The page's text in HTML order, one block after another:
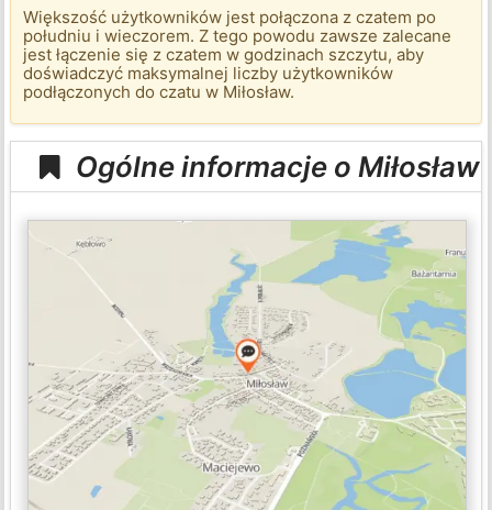
Większość użytkowników jest połączona z czatem po
południu i wieczorem. Z tego powodu zawsze zalecane
jest łączenie się z czatem w godzinach szczytu, aby
doświadczyć maksymalnej liczby użytkowników
podłączonych do czatu w Miłosław.
Ogólne informacje o Miłosław